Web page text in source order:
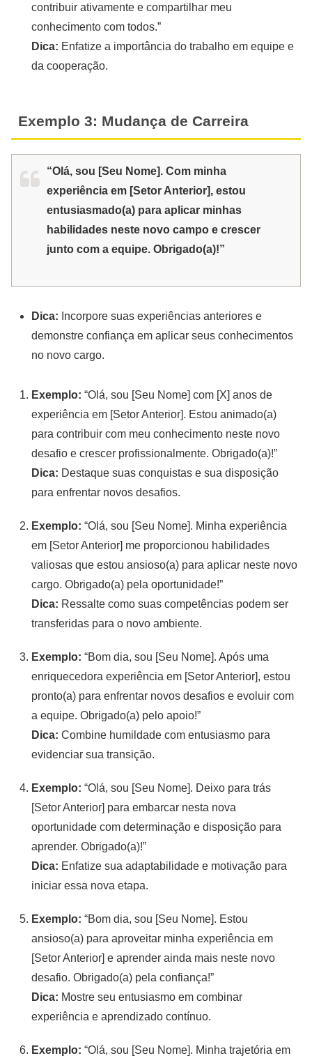
contribuir ativamente e compartilhar meu
conhecimento com todos.”
Dica: Enfatize a importância do trabalho em equipe e
da cooperação.
Exemplo 3: Mudança de Carreira
“Olá, sou [Seu Nome]. Com minha
experiência em [Setor Anterior], estou
entusiasmado(a) para aplicar minhas
habilidades neste novo campo e crescer
junto com a equipe. Obrigado(a)!”
Dica: Incorpore suas experiências anteriores e
demonstre confiança em aplicar seus conhecimentos
no novo cargo.
Exemplo: “Olá, sou [Seu Nome] com [X] anos de
experiência em [Setor Anterior]. Estou animado(a)
para contribuir com meu conhecimento neste novo
desafio e crescer profissionalmente. Obrigado(a)!”
Dica: Destaque suas conquistas e sua disposição
para enfrentar novos desafios.
Exemplo: “Olá, sou [Seu Nome]. Minha experiência
em [Setor Anterior] me proporcionou habilidades
valiosas que estou ansioso(a) para aplicar neste novo
cargo. Obrigado(a) pela oportunidade!”
Dica: Ressalte como suas competências podem ser
transferidas para o novo ambiente.
Exemplo: “Bom dia, sou [Seu Nome]. Após uma
enriquecedora experiência em [Setor Anterior], estou
pronto(a) para enfrentar novos desafios e evoluir com
a equipe. Obrigado(a) pelo apoio!”
Dica: Combine humildade com entusiasmo para
evidenciar sua transição.
Exemplo: “Olá, sou [Seu Nome]. Deixo para trás
[Setor Anterior] para embarcar nesta nova
oportunidade com determinação e disposição para
aprender. Obrigado(a)!”
Dica: Enfatize sua adaptabilidade e motivação para
iniciar essa nova etapa.
Exemplo: “Bom dia, sou [Seu Nome]. Estou
ansioso(a) para aproveitar minha experiência em
[Setor Anterior] e aprender ainda mais neste novo
desafio. Obrigado(a) pela confiança!”
Dica: Mostre seu entusiasmo em combinar
experiência e aprendizado contínuo.
Exemplo: “Olá, sou [Seu Nome]. Minha trajetória em